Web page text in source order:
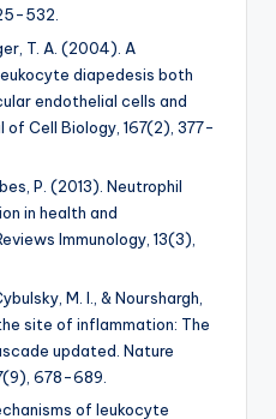
532.
T. A. (2004). A
diapedesis both
endothelial cells and
of Cell Biology, 167(2), 377-
P. (2013). Neutrophil
in health and
Immunology, 13(3),
M. I., & Nourshargh,
site of inflammation: The
updated. Nature
(9), 678-689.
of leukocyte